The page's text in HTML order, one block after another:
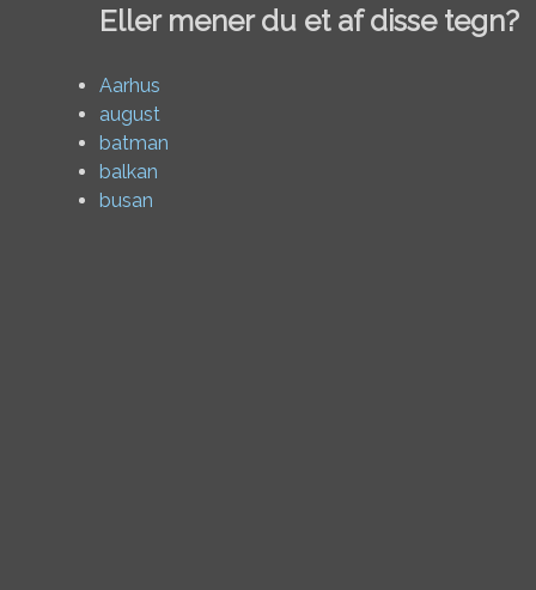
Eller mener du et af disse tegn?
Aarhus
august
batman
balkan
busan